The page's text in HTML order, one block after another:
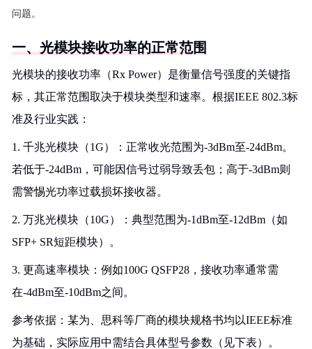
问题。
一、光模块接收功率的正常范围
光模块的接收功率（Rx Power）是衡量信号强度的关键指
标，其正常范围取决于模块类型和速率。根据IEEE 802.3标
准及行业实践：
1. 千兆光模块（1G）：正常收光范围为-3dBm至-24dBm。
若低于-24dBm，可能因信号过弱导致丢包；高于-3dBm则
需警惕光功率过载损坏接收器。
2. 万兆光模块（10G）：典型范围为-1dBm至-12dBm（如
SFP+ SR短距模块）。
3. 更高速率模块：例如100G QSFP28，接收功率通常需
在-4dBm至-10dBm之间。
参考依据：某为、思科等厂商的模块规格书均以IEEE标准
为基础，实际应用中需结合具体型号参数（见下表）。